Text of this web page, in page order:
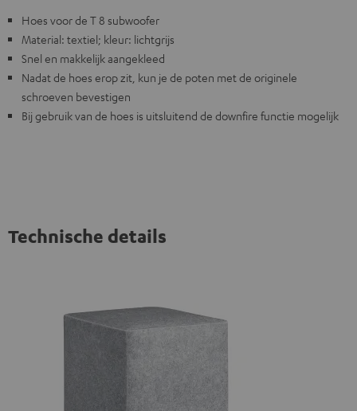
Hoes voor de T 8 subwoofer
Material: textiel; kleur: lichtgrijs
Snel en makkelijk aangekleed
Nadat de hoes erop zit, kun je de poten met de originele
schroeven bevestigen
Bij gebruik van de hoes is uitsluitend de downfire functie mogelijk
Technische details